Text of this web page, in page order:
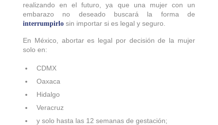
realizando en el futuro, ya que una mujer con un
embarazo no deseado buscará la forma de
interrumpirlo sin importar si es legal y seguro.
En México, abortar es legal por decisión de la mujer
solo en:
CDMX
Oaxaca
Hidalgo
Veracruz
y solo hasta las 12 semanas de gestación;